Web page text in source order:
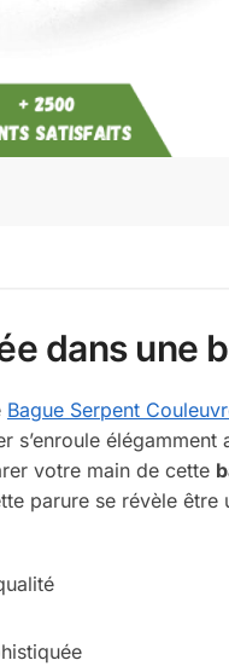
dans une
Bague Serpent
votre main de cette
parure se révèle